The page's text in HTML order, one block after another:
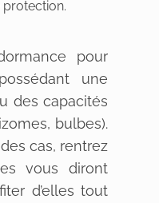
protection.
pour
une
des capacités
bulbes).
cas, rentrez
vous diront
d’elles tout